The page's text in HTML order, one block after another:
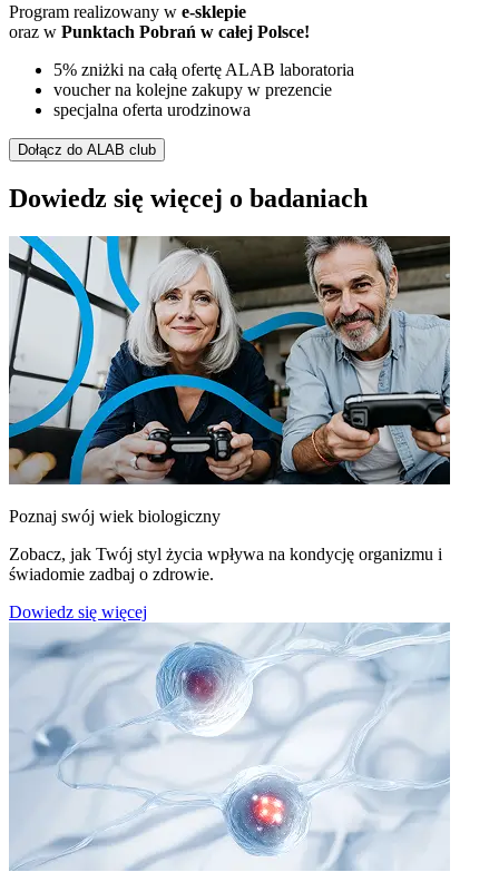
Program realizowany w e-sklepie
oraz w Punktach Pobrań w całej Polsce!
5% zniżki na całą ofertę ALAB laboratoria
voucher na kolejne zakupy w prezencie
specjalna oferta urodzinowa
Dołącz do ALAB club
Dowiedz się więcej o badaniach
Poznaj swój wiek biologiczny
Zobacz, jak Twój styl życia wpływa na kondycję organizmu i
świadomie zadbaj o zdrowie.
Dowiedz się więcej